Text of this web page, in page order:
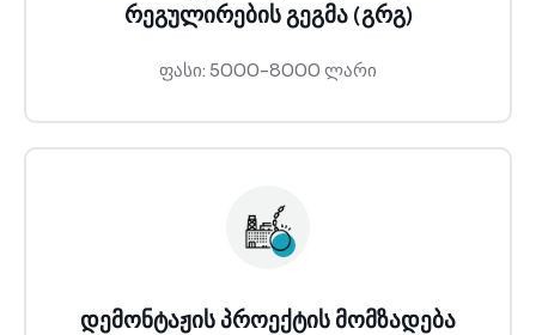
რეგულირების გეგმა (გრგ)
ფასი: 5000-8000 ლარი
დემონტაჟის პროექტის მომზადება